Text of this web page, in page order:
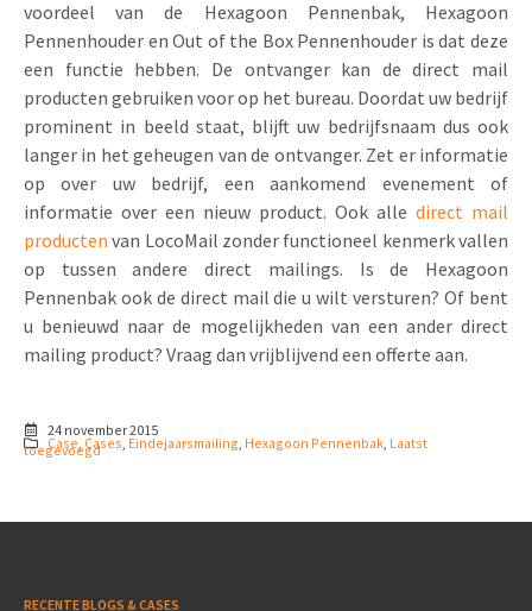
voordeel van de Hexagoon Pennenbak, Hexagoon
Pennenhouder en Out of the Box Pennenhouder is dat deze
een functie hebben. De ontvanger kan de direct mail
producten gebruiken voor op het bureau. Doordat uw bedrijf
prominent in beeld staat, blijft uw bedrijfsnaam dus ook
langer in het geheugen van de ontvanger. Zet er informatie
op over uw bedrijf, een aankomend evenement of
informatie over een nieuw product. Ook alle direct mail
producten van LocoMail zonder functioneel kenmerk vallen
op tussen andere direct mailings. Is de Hexagoon
Pennenbak ook de direct mail die u wilt versturen? Of bent
u benieuwd naar de mogelijkheden van een ander direct
mailing product? Vraag dan vrijblijvend een offerte aan.
24 november 2015
Case, Cases, Eindejaarsmailing, Hexagoon Pennenbak, Laatst
toegevoegd
RECENTE BLOGS & CASES